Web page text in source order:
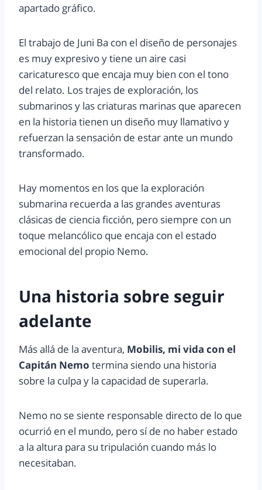
apartado gráfico.
El trabajo de Juni Ba con el diseño de personajes
es muy expresivo y tiene un aire casi
caricaturesco que encaja muy bien con el tono
del relato. Los trajes de exploración, los
submarinos y las criaturas marinas que aparecen
en la historia tienen un diseño muy llamativo y
refuerzan la sensación de estar ante un mundo
transformado.
Hay momentos en los que la exploración
submarina recuerda a las grandes aventuras
clásicas de ciencia ficción, pero siempre con un
toque melancólico que encaja con el estado
emocional del propio Nemo.
Una historia sobre seguir
adelante
Más allá de la aventura, Mobilis, mi vida con el
Capitán Nemo termina siendo una historia
sobre la culpa y la capacidad de superarla.
Nemo no se siente responsable directo de lo que
ocurrió en el mundo, pero sí de no haber estado
a la altura para su tripulación cuando más lo
necesitaban.